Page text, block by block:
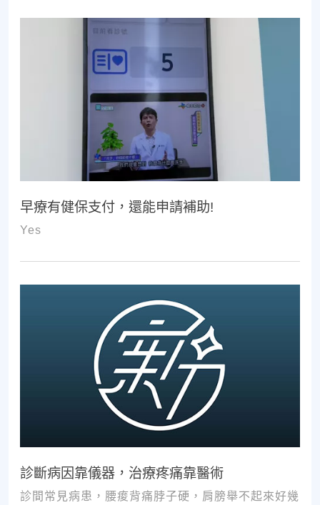
早療有健保支付，還能申請補助!
Yes
診斷病因靠儀器，治療疼痛靠醫術
診間常見病患，腰痠背痛脖子硬，肩膀舉不起來好幾